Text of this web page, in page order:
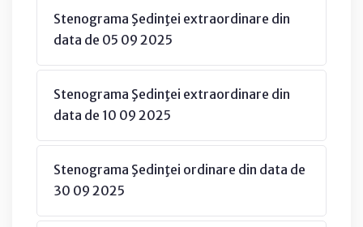
Stenograma Şedinţei extraordinare din
data de 05 09 2025
Stenograma Şedinţei extraordinare din
data de 10 09 2025
Stenograma Şedinţei ordinare din data de
30 09 2025